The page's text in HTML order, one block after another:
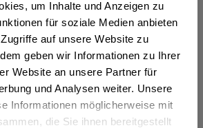
um Inhalte und Anzeigen zu
für soziale Medien anbieten
auf unsere Website zu
geben wir Informationen zu Ihrer
Website an unsere Partner für
und Analysen weiter. Unsere
Informationen möglicherweise mit
die Sie ihnen bereitgestellt
28085